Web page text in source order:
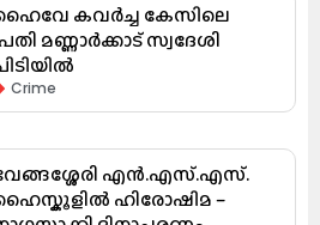
കവർച്ച കേസിലെ
മണ്ണാർക്കാട് സ്വദേശി
Crime
എൻ.എസ്.എസ്.
ഹിരോഷിമ –